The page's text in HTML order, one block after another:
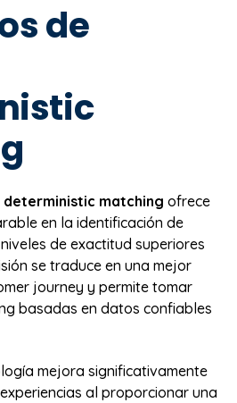
de
deterministic matching ofrece
en la identificación de
de exactitud superiores
se traduce en una mejor
journey y permite tomar
basadas en datos confiables
mejora significativamente
al proporcionar una